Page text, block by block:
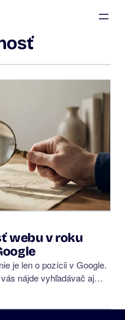
webu v roku
je len o pozícii v Google.
nájde vyhľadávač aj…